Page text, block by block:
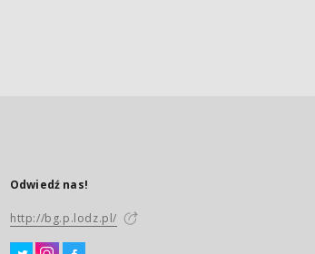
Odwiedź nas!
http://bg.p.lodz.pl/